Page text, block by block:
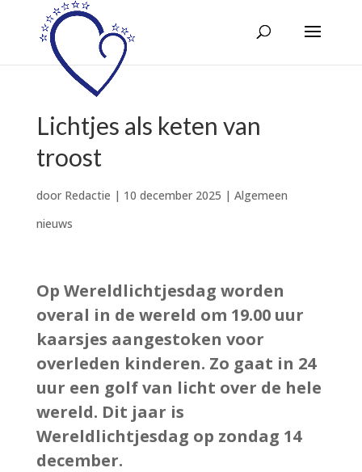
Lichtjes als keten van
troost
door Redactie | 10 december 2025 | Algemeen
nieuws
Op Wereldlichtjesdag worden
overal in de wereld om 19.00 uur
kaarsjes aangestoken voor
overleden kinderen. Zo gaat in 24
uur een golf van licht over de hele
wereld. Dit jaar is
Wereldlichtjesdag op zondag 14
december.